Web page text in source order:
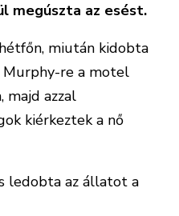
megúszta az esést.
miután kidobta
Murphy-re a motel
majd azzal
kiérkeztek a nő
ledobta az állatot a